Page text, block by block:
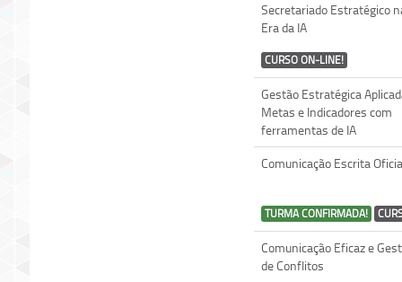
Secretariado Estratégico
Era da IA
CURSO ON-LINE!
Gestão Estratégica
Metas e Indicadores com
ferramentas de IA
Comunicação Escrita
TURMA CONFIRMADA!
Comunicação Eficaz e
de Conflitos